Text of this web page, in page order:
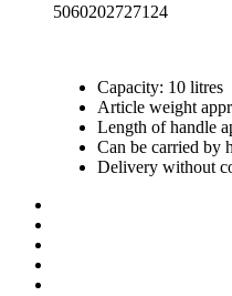
5060202727124
Capacity: 10 litres
Article weight
Length of handle
Can be carried by
Delivery without